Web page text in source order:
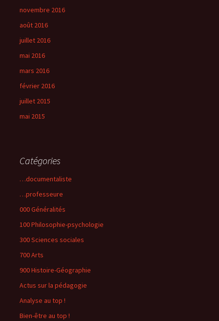
novembre 2016
août 2016
juillet 2016
mai 2016
mars 2016
février 2016
juillet 2015
mai 2015
Catégories
…documentaliste
…professeure
000 Généralités
100 Philosophie-psychologie
300 Sciences sociales
700 Arts
900 Histoire-Géographie
Actus sur la pédagogie
Analyse au top !
Bien-être au top !